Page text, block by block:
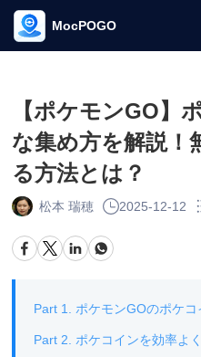
MocPOGO
【ポケモンGO】
な集め方を解説！
る方法とは？
松本 瑞穂 2025-12-12
Part 1. ポケモンGOのポケコ
Part 2. ポケコインを効率よ